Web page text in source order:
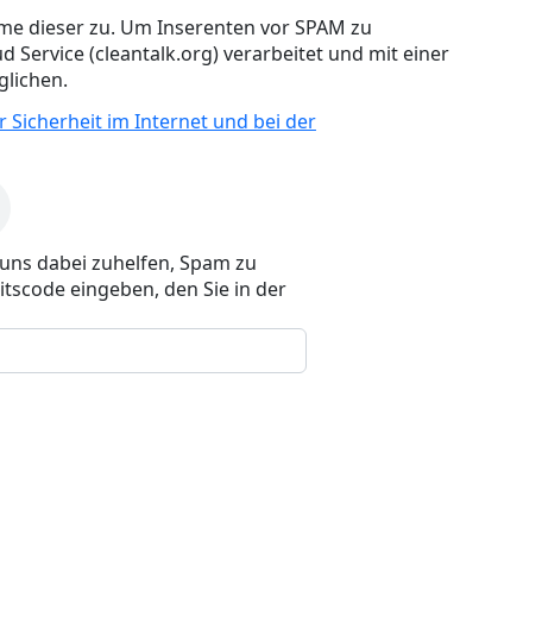
dieser zu. Um Inserenten vor SPAM zu
Service (cleantalk.org) verarbeitet und mit einer
Sicherheit im Internet und bei der
dabei zuhelfen, Spam zu
eingeben, den Sie in der